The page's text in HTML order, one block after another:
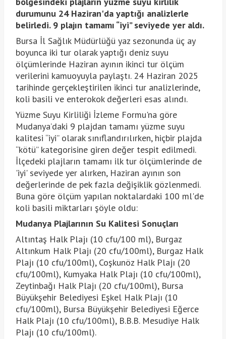
durumunu 24 Haziran'da yaptığı analizlerle
belirledi. 9 plajın tamamı “iyi” seviyede yer aldı.
Bursa İl Sağlık Müdürlüğü yaz sezonunda üç ay
boyunca iki tur olarak yaptığı deniz suyu
ölçümlerinde Haziran ayının ikinci tur ölçüm
verilerini kamuoyuyla paylaştı. 24 Haziran 2025
tarihinde gerçekleştirilen ikinci tur analizlerinde,
koli basili ve enterokok değerleri esas alındı.
Yüzme Suyu Kirliliği İzleme Formu'na göre
Mudanya’daki 9 plajdan tamamı yüzme suyu
kalitesi “iyi” olarak sınıflandırılırken, hiçbir plajda
“kötü” kategorisine giren değer tespit edilmedi.
İlçedeki plajların tamamı ilk tur ölçümlerinde de
'iyi' seviyede yer alırken, Haziran ayının son
değerlerinde de pek fazla değişiklik gözlenmedi.
Buna göre ölçüm yapılan noktalardaki 100 ml'de
koli basili miktarları şöyle oldu:
Mudanya Plajlarının Su Kalitesi Sonuçları
Altıntaş Halk Plajı (10 cfu/100 ml), Burgaz
Altınkum Halk Plajı (20 cfu/100ml), Burgaz Halk
Plajı (10 cfu/100ml), Coşkunöz Halk Plajı (20
cfu/100ml), Kumyaka Halk Plajı (10 cfu/100ml),
Zeytinbağı Halk Plajı (20 cfu/100ml), Bursa
Büyükşehir Belediyesi Eşkel Halk Plajı (10
cfu/100ml), Bursa Büyükşehir Belediyesi Eğerce
Halk Plajı (10 cfu/100ml), B.B.B. Mesudiye Halk
Plajı (10 cfu/100ml).